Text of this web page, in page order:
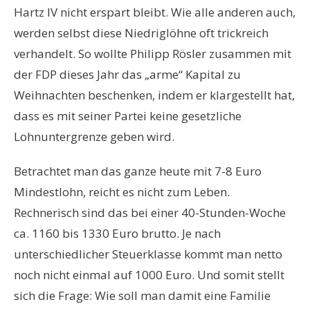
Hartz IV nicht erspart bleibt. Wie alle anderen auch,
werden selbst diese Niedriglöhne oft trickreich
verhandelt. So wollte Philipp Rösler zusammen mit
der FDP dieses Jahr das „arme“ Kapital zu
Weihnachten beschenken, indem er klargestellt hat,
dass es mit seiner Partei keine gesetzliche
Lohnuntergrenze geben wird.
Betrachtet man das ganze heute mit 7-8 Euro
Mindestlohn, reicht es nicht zum Leben.
Rechnerisch sind das bei einer 40-Stunden-Woche
ca. 1160 bis 1330 Euro brutto. Je nach
unterschiedlicher Steuerklasse kommt man netto
noch nicht einmal auf 1000 Euro. Und somit stellt
sich die Frage: Wie soll man damit eine Familie